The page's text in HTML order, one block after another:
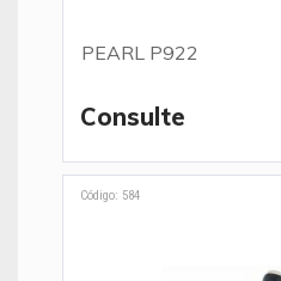
PEARL P922
Consulte
Código: 584